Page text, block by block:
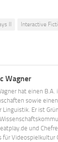
II
Interactive
Wagner
hat einen
sowie
Linguistik. Er ist
und
für Videospielkultur